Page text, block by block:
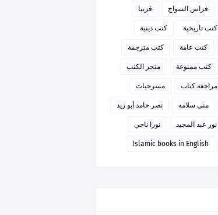
فراس السواح قريبا
كتب تاريخية كتب دينية
كتب عامة كتب مترجمة
كتب ممنوعة متجر الكتب
مراجعة كتاب مسرحيات
منى سلامه نصر حامد أبو زيد
نور عبد المجيد نورا ناجي
Islamic books in English